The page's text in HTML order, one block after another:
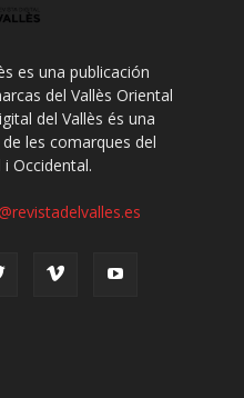
es una publicación
del Vallès Oriental
del Vallès és una
les comarques del
Occidental.